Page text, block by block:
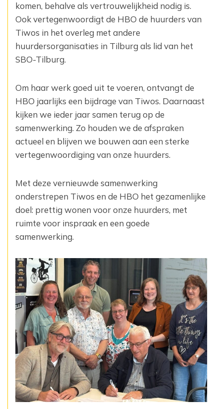
komen, behalve als vertrouwelijkheid nodig is.
Ook vertegenwoordigt de HBO de huurders van
Tiwos in het overleg met andere
huurdersorganisaties in Tilburg als lid van het
SBO-Tilburg.
Om haar werk goed uit te voeren, ontvangt de
HBO jaarlijks een bijdrage van Tiwos. Daarnaast
kijken we ieder jaar samen terug op de
samenwerking. Zo houden we de afspraken
actueel en blijven we bouwen aan een sterke
vertegenwoordiging van onze huurders.
Met deze vernieuwde samenwerking
onderstrepen Tiwos en de HBO het gezamenlijke
doel: prettig wonen voor onze huurders, met
ruimte voor inspraak en een goede
samenwerking.